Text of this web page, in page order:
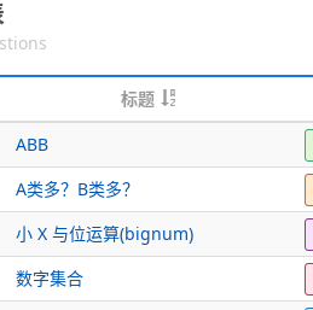
标题
ABB
A类多？B类多？
小 X 与位运算(bignum)
数字集合